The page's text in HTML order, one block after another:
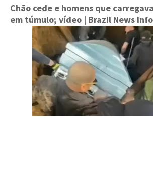
Chão cede e homens que
em túmulo; vídeo | Brazil News